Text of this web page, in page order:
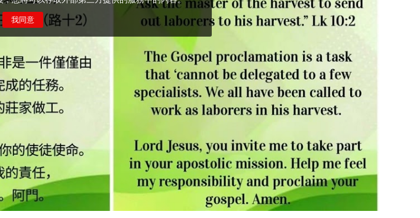
帶你做「四旬期
避靜」—【逾越
濟的逾越善表—
與痲瘋病人相遇
(3)黃敏正主教
的三大奧蹟
(2)黃敏正主教
帶你做「四旬期